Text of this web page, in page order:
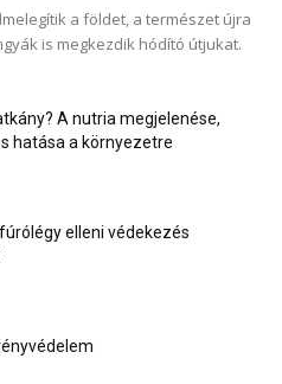
a földet, a természet újra
is megkezdik hódító útjukat.
A nutria megjelenése,
hatása a környezetre
elleni védekezés